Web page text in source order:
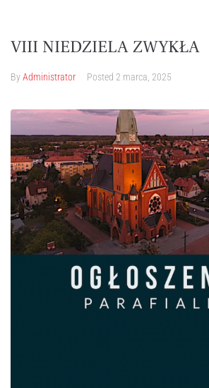
VIII NIEDZIELA ZWYKŁA
ByAdministrator Posted 2 marca, 2025